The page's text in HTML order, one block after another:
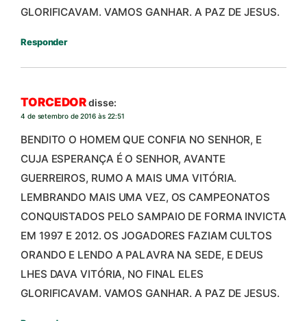
GLORIFICAVAM. VAMOS GANHAR. A PAZ DE JESUS.
Responder
TORCEDORdisse:
4 de setembro de 2016 às 22:51
BENDITO O HOMEM QUE CONFIA NO SENHOR, E
CUJA ESPERANÇA É O SENHOR, AVANTE
GUERREIROS, RUMO A MAIS UMA VITÓRIA.
LEMBRANDO MAIS UMA VEZ, OS CAMPEONATOS
CONQUISTADOS PELO SAMPAIO DE FORMA INVICTA
EM 1997 E 2012. OS JOGADORES FAZIAM CULTOS
ORANDO E LENDO A PALAVRA NA SEDE, E DEUS
LHES DAVA VITÓRIA, NO FINAL ELES
GLORIFICAVAM. VAMOS GANHAR. A PAZ DE JESUS.